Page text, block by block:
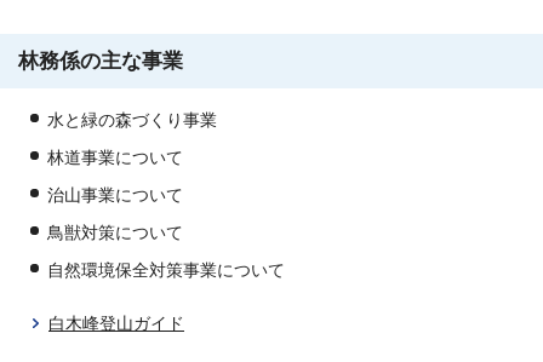
林務係の主な事業
水と緑の森づくり事業
林道事業について
治山事業について
鳥獣対策について
自然環境保全対策事業について
白木峰登山ガイド